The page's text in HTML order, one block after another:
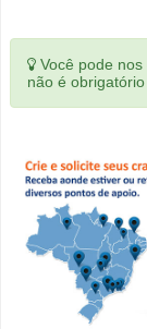
Você pode
não é